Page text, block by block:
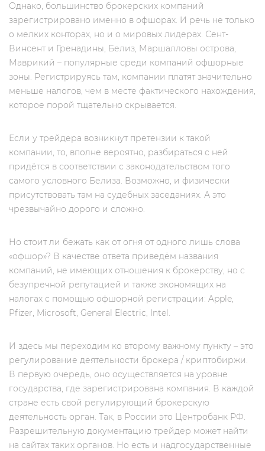
Однако, большинство брокерских компаний
зарегистрировано именно в офшорах. И речь не только
о мелких конторах, но и о мировых лидерах. Сент-
Винсент и Гренадины, Белиз, Маршалловы острова,
Маврикий – популярные среди компаний офшорные
зоны. Регистрируясь там, компании платят значительно
меньше налогов, чем в месте фактического нахождения,
которое порой тщательно скрывается.
Если у трейдера возникнут претензии к такой
компании, то, вполне вероятно, разбираться с ней
придётся в соответствии с законодательством того
самого условного Белиза. Возможно, и физически
присутствовать там на судебных заседаниях. А это
чрезвычайно дорого и сложно.
Но стоит ли бежать как от огня от одного лишь слова
«офшор»? В качестве ответа приведём названия
компаний, не имеющих отношения к брокерству, но c
безупречной репутацией и также экономящих на
налогах с помощью офшорной регистрации: Apple,
Pfizer, Microsoft, General Electric, Intel.
И здесь мы переходим ко второму важному пункту – это
регулирование деятельности брокера / криптобиржи.
В первую очередь, оно осуществляется на уровне
государства, где зарегистрирована компания. В каждой
стране есть свой регулирующий брокерскую
деятельность орган. Так, в России это Центробанк РФ.
Разрешительную документацию трейдер может найти
на сайтах таких органов. Но есть и надгосударственные